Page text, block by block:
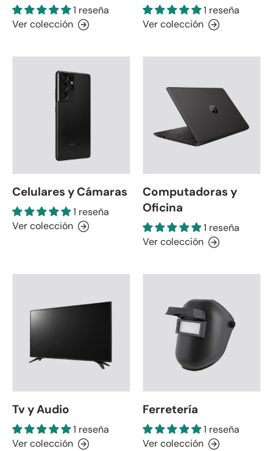
1 reseña
Ver colección
1 reseña
Ver colección
Celulares y Cámaras
1 reseña
Ver colección
Computadoras y
Oficina
1 reseña
Ver colección
Tv y Audio
1 reseña
Ver colección
Ferretería
1 reseña
Ver colección